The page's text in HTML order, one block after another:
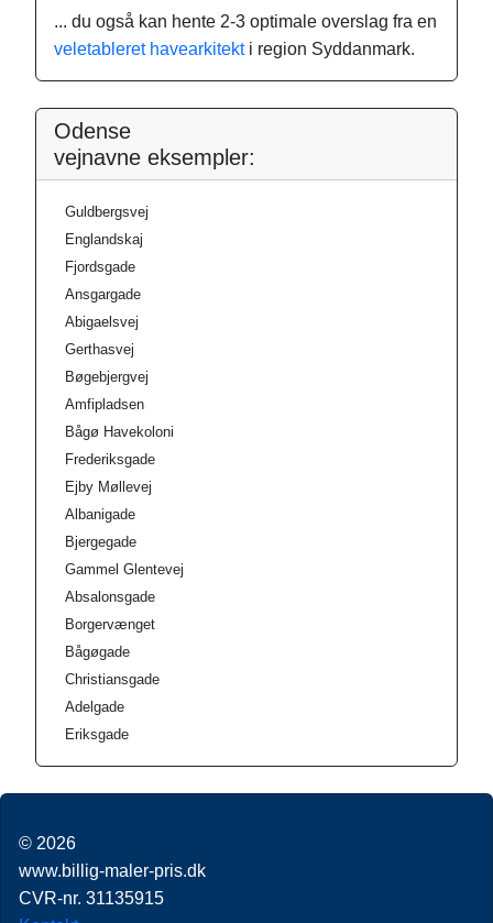
... du også kan hente 2-3 optimale overslag fra en
veletableret havearkitekti region Syddanmark.
Odense
vejnavne eksempler:
Guldbergsvej
Englandskaj
Fjordsgade
Ansgargade
Abigaelsvej
Gerthasvej
Bøgebjergvej
Amfipladsen
Bågø Havekoloni
Frederiksgade
Ejby Møllevej
Albanigade
Bjergegade
Gammel Glentevej
Absalonsgade
Borgervænget
Bågøgade
Christiansgade
Adelgade
Eriksgade
© 2026
www.billig-maler-pris.dk
CVR-nr. 31135915